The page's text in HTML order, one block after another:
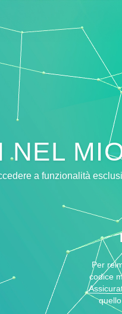
NEL
a funzionalità
Per
codice